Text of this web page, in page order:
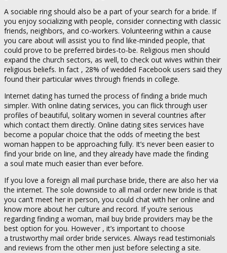
A sociable ring should also be a part of your search for a bride. If
you enjoy socializing with people, consider connecting with classic
friends, neighbors, and co-workers. Volunteering within a cause
you care about will assist you to find like-minded people, that
could prove to be preferred birdes-to-be. Religious men should
expand the church sectors, as well, to check out wives within their
religious beliefs. In fact , 28% of wedded Facebook users said they
found their particular wives through friends in college.
Internet dating has turned the process of finding a bride much
simpler. With online dating services, you can flick through user
profiles of beautiful, solitary women in several countries after
which contact them directly. Online dating sites services have
become a popular choice that the odds of meeting the best
woman happen to be approaching fully. It’s never been easier to
find your bride on line, and they already have made the finding
a soul mate much easier than ever before.
If you love a foreign all mail purchase bride, there are also her via
the internet. The sole downside to all mail order new bride is that
you can’t meet her in person, you could chat with her online and
know more about her culture and record. If you’re serious
regarding finding a woman, mail buy bride providers may be the
best option for you. However , it’s important to choose
a trustworthy mail order bride services. Always read testimonials
and reviews from the other men just before selecting a site.